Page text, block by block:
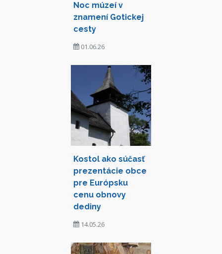
Noc múzeí v
znamení Gotickej
cesty
01.06.26
Kostol ako súčasť
prezentácie obce
pre Európsku
cenu obnovy
dediny
14.05.26